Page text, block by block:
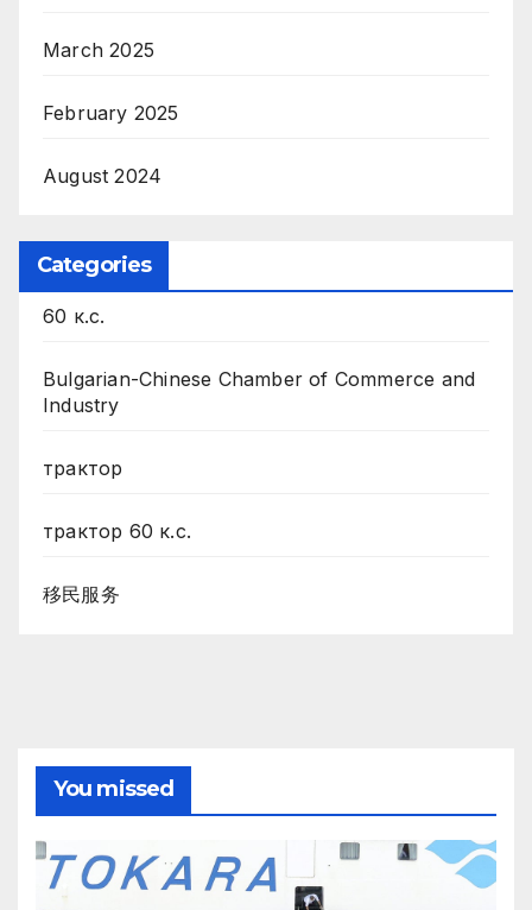
March 2025
February 2025
August 2024
Categories
60 к.с.
Bulgarian-Chinese Chamber of Commerce and
Industry
трактор
трактор 60 к.с.
移民服务
You missed